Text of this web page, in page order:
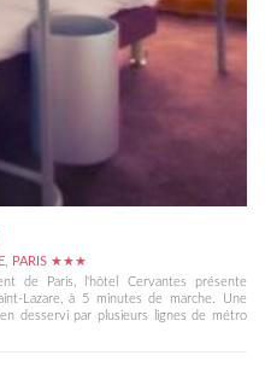
PARIS ★★★
de Paris, l'hôtel Cervantes présente
Lazare, à 5 minutes de marche. Une
desservi par plusieurs lignes de métro